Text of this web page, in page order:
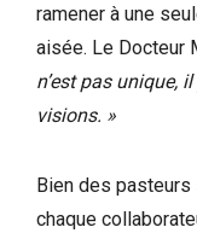
ramener à une
aisée. Le Docteur
n’est pas unique,
visions. »
Bien des
chaque